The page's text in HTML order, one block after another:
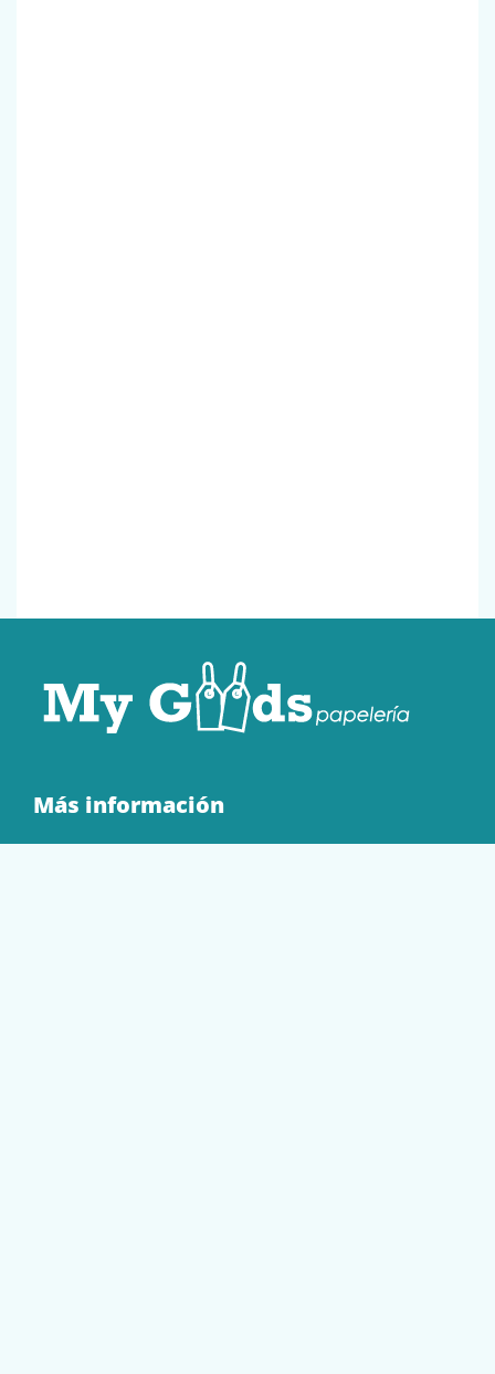
Más información